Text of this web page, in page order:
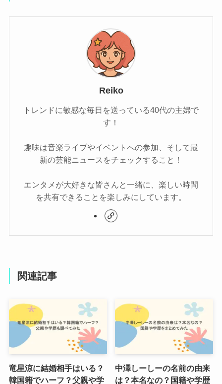
Reiko
トレンドに敏感な毎日を送っている40代の主婦で
す！
趣味は音楽ライブやイベントへの参加、そして最
新の芸能ニュースをチェックすること！
エンタメが大好きな皆さんと一緒に、楽しい時間
を共有できることを楽しみにしています。
関連記事
竜星涼に結婚相手はいる？
韓国籍でハーフ？父親や学
中澤しーしーの名前の由来
は？本名なの？国籍や学歴